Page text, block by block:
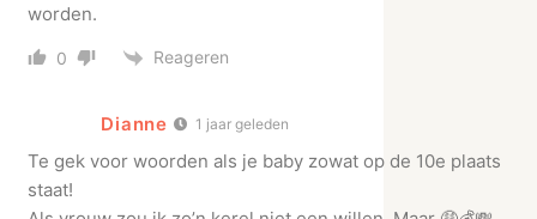
worden.
0 Reageren
Dianne 1 jaar geleden
Te gek voor woorden als je baby zowat op de 10e plaats
staat!